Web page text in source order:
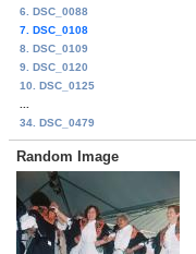
6. DSC_0088
7. DSC_0108
8. DSC_0109
9. DSC_0120
10. DSC_0125
34. DSC_0479
Random Image